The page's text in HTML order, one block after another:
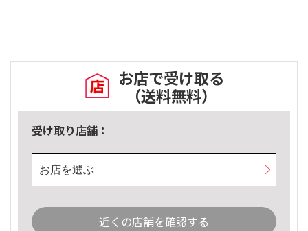
お店で受け取る
（送料無料）
受け取り店舗：
お店を選ぶ
近くの店舗を確認する